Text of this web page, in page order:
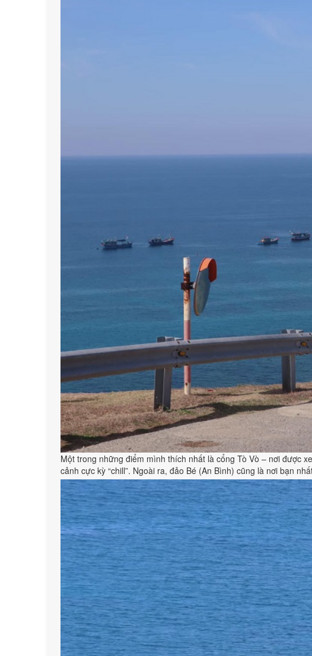
Một trong những điểm mình thích nhất là cổng Tò Vò – nơi được
cảnh cực kỳ “chill”. Ngoài ra, đảo Bé (An Bình) cũng là nơi bạn